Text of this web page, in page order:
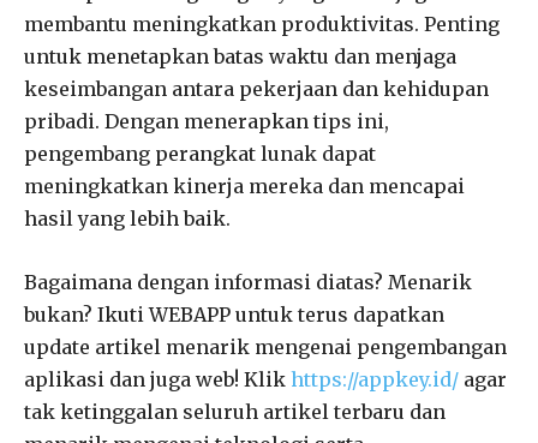
membantu meningkatkan produktivitas. Penting
untuk menetapkan batas waktu dan menjaga
keseimbangan antara pekerjaan dan kehidupan
pribadi. Dengan menerapkan tips ini,
pengembang perangkat lunak dapat
meningkatkan kinerja mereka dan mencapai
hasil yang lebih baik.
Bagaimana dengan informasi diatas? Menarik
bukan? Ikuti WEBAPP untuk terus dapatkan
update artikel menarik mengenai pengembangan
aplikasi dan juga web! Klik https://appkey.id/ agar
tak ketinggalan seluruh artikel terbaru dan